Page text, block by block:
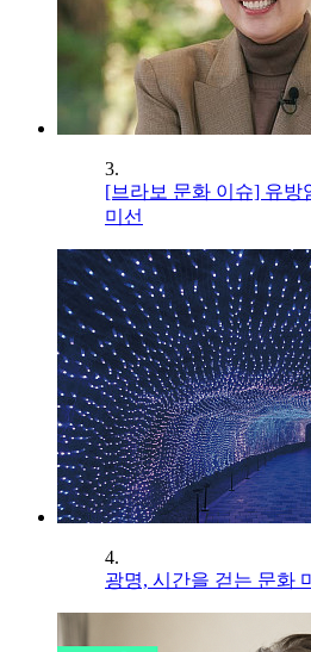
3.
[브라보 문화 이슈] 유방
미선
4.
광명, 시간을 걷는 문화